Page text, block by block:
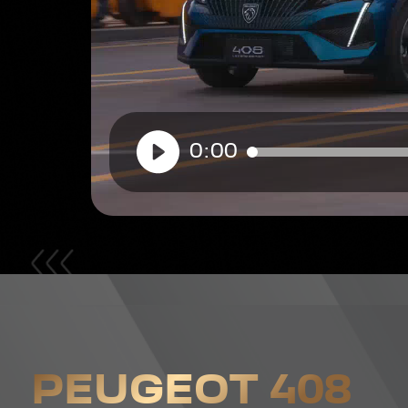
0:00
PEUGEOT 408